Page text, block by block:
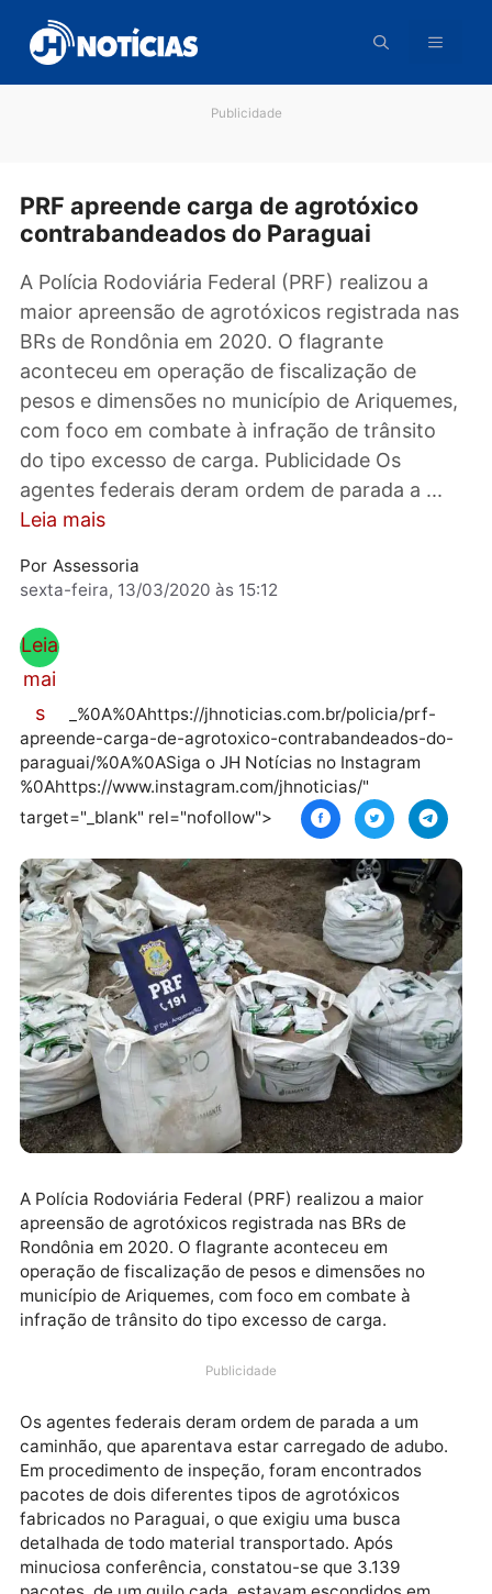
para
conteúdo
PRF apreende carga de agrotóxico
A Polícia Rodoviária Federal (PRF) realizou a
maior apreensão de agrotóxicos registrada
BRs de Rondônia em 2020. O flagrante
aconteceu em operação de fiscalização de
pesos e dimensões no município de
com foco em combate à infração de trânsito
do tipo excesso de carga. Publicidade Os
Leia mais
Por
sexta-feira, 13/03/2020 às 15:12
Leia
mai
s _%0A%0Ahttps://jhnoticias.com.br/policia/prf-
apreende-carga-de-agrotoxico-contrabandeados-
paraguai/%0A%0ASiga o JH Notícias no Instagram
%0Ahttps://www.instagram.com/jhnoticias/"
target="_blank" rel="nofollow">
A Polícia Rodoviária Federal (PRF) realizou a maior
operação de fiscalização de pesos e dimensões no
município de Ariquemes, com foco em combate à
infração de trânsito do tipo excesso de carga.
Publicidade
Os agentes federais deram ordem de parada a um